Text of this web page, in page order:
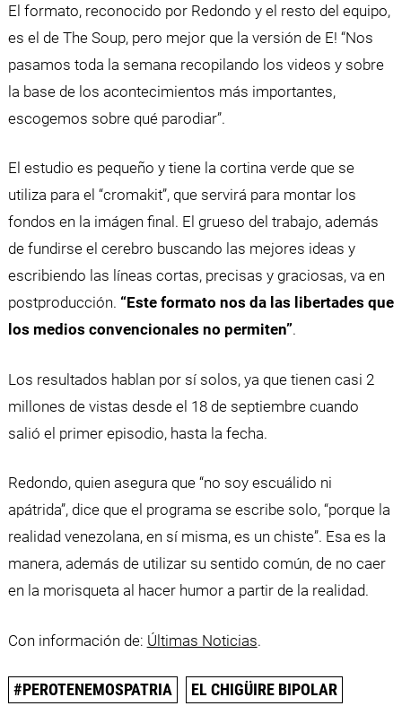
El formato, reconocido por Redondo y el resto del equipo,
es el de The Soup, pero mejor que la versión de E! “Nos
pasamos toda la semana recopilando los videos y sobre
la base de los acontecimientos más importantes,
escogemos sobre qué parodiar”.
El estudio es pequeño y tiene la cortina verde que se
utiliza para el “cromakit”, que servirá para montar los
fondos en la imágen final. El grueso del trabajo, además
de fundirse el cerebro buscando las mejores ideas y
escribiendo las líneas cortas, precisas y graciosas, va en
postproducción. “Este formato nos da las libertades que
los medios convencionales no permiten”.
Los resultados hablan por sí solos, ya que tienen casi 2
millones de vistas desde el 18 de septiembre cuando
salió el primer episodio, hasta la fecha.
Redondo, quien asegura que “no soy escuálido ni
apátrida”, dice que el programa se escribe solo, “porque la
realidad venezolana, en sí misma, es un chiste”. Esa es la
manera, además de utilizar su sentido común, de no caer
en la morisqueta al hacer humor a partir de la realidad.
Con información de: Últimas Noticias.
#PEROTENEMOSPATRIA EL CHIGÜIRE BIPOLAR